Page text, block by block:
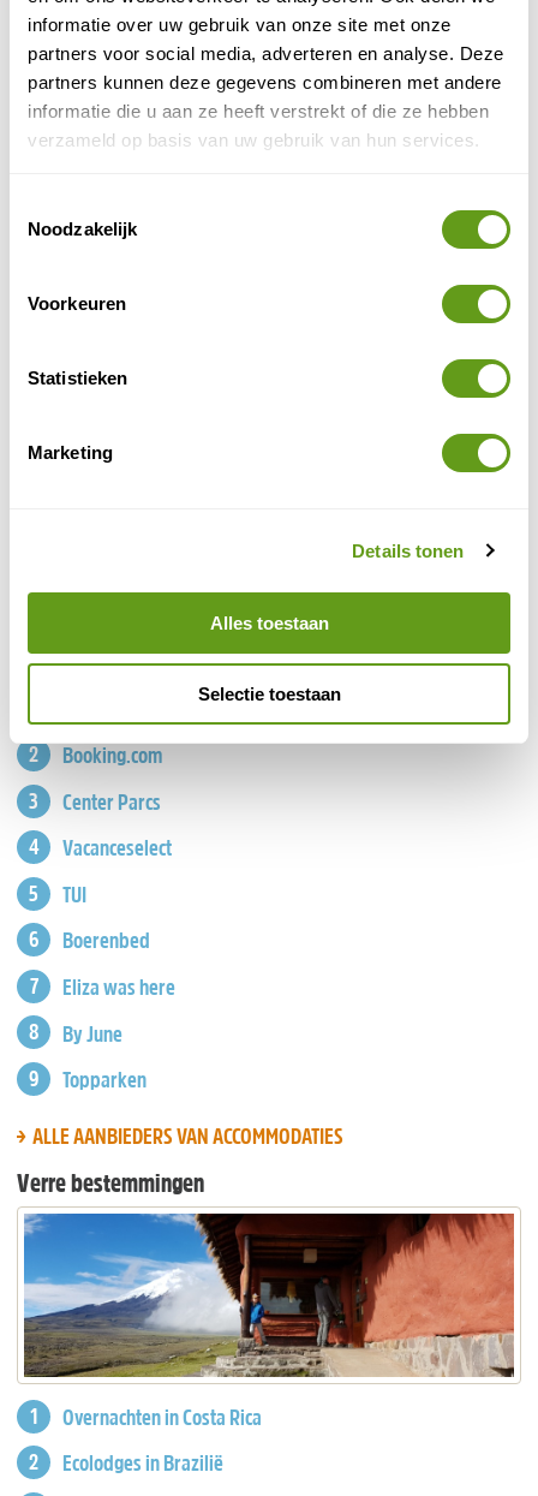
informatie over uw gebruik van onze site met onze
partners voor social media, adverteren en analyse. Deze
partners kunnen deze gegevens combineren met andere
informatie die u aan ze heeft verstrekt of die ze hebben
verzameld op basis van uw gebruik van hun services.
Noodzakelijk
Voorkeuren
Statistieken
Marketing
Details tonen
Alles toestaan
Selectie toestaan
Huisje met bergzicht
Individuele reis
Dicht bij Wutachschlucht, Feldberg en Titisee.
Tuin met veel privacy.
Booking.com
Center Parcs
Vacanceselect
TUI
Boerenbed
Eliza was here
By June
Topparken
ALLE AANBIEDERS VAN ACCOMMODATIES
Verre bestemmingen
Overnachten in Costa Rica
Ecolodges in Brazilië